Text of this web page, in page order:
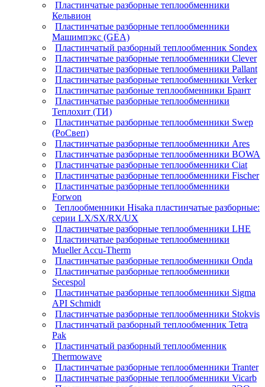
Пластинчатые разборные теплообменники
Кельвион
Пластинчатые разборные теплообменники
Машимпэкс (GEA)
Пластинчатый разборный теплообменник Sondex
Пластинчатые разборные теплообменники Clever
Пластинчатые разборные теплообменники Pallant
Пластинчатые разборные теплообменники Verker
Пластинчатые разбоные теплообменники Брант
Пластинчатые разборные теплообменники
Теплохит (ТИ)
Пластинчатые разборные теплообменники Swep
(РоСвеп)
Пластинчатые разборные теплообменники Ares
Пластинчатые разборные теплообменники BOWA
Пластинчатые разборные теплообменники Ciat
Пластинчатые разборные теплообменники Fischer
Пластинчатые разборные теплообменники
Forwon
Теплообменники Hisaka пластинчатые разборные:
серии LX/SX/RX/UX
Пластинчатые разборные теплообменники LHE
Пластинчатые разборные теплообменники
Mueller Accu-Therm
Пластинчатые разборные теплообменники Onda
Пластинчатые разборные теплообменники
Secespol
Пластинчатые разборные теплообменники Sigma
API Schmidt
Пластинчатые разборные теплообменники Stokvis
Пластинчатый разборный теплообменник Tetra
Pak
Пластинчатый разборный теплообменник
Thermowave
Пластинчатые разборные теплообменники Tranter
Пластинчатые разборные теплообменники Vicarb